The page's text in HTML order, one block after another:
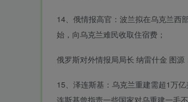
14、俄情报高官：波兰拟在乌克兰西
始，向乌克兰难民收取住宿费；
俄罗斯对外情报局局长 纳雷什金 图源
15、泽连斯基：乌克兰重建需超1万